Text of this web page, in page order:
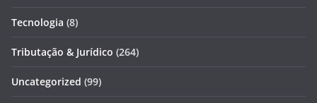
Tecnologia (8)
Tributação & Jurídico (264)
Uncategorized (99)